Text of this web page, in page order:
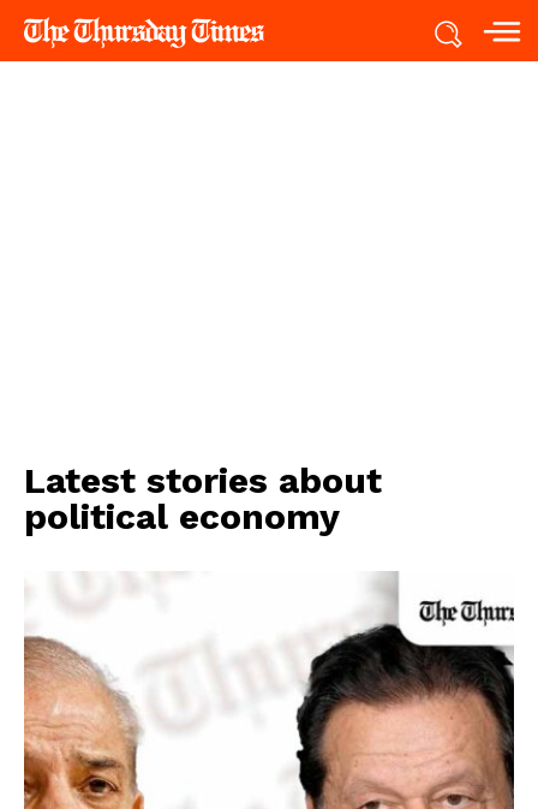
Latest stories about
political economy